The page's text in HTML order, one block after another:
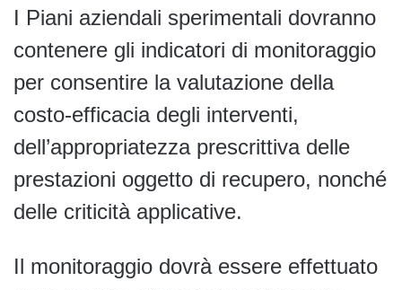
I Piani aziendali sperimentali dovranno
contenere gli indicatori di monitoraggio
per consentire la valutazione della
costo-efficacia degli interventi,
dell’appropriatezza prescrittiva delle
prestazioni oggetto di recupero, nonché
delle criticità applicative.
Il monitoraggio dovrà essere effettuato